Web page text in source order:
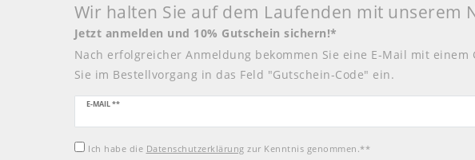
Wir halten Sie auf dem Laufenden mit unserem
Jetzt anmelden und 10% Gutschein sichern!*
Nach erfolgreicher Anmeldung bekommen Sie eine E-Mail mit einem
Sie im Bestellvorgang in das Feld "Gutschein-Code" ein.
E-MAIL **
Newsletter
Honig
Ich habe die Daten­schutz­erklärung zur Kenntnis genommen.**